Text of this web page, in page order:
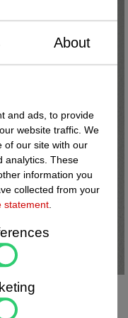
mm schuin
About
and ads, to provide
website traffic. We
of our site with our
analytics. These
information you
collected from your
statement.